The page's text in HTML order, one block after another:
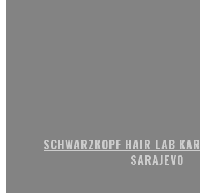
SCHWARZKOPF HAIR LAB
SARAJEVO